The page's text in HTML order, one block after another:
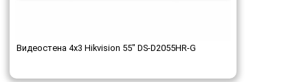
Видеостена 4x3 Hikvision 55" DS-D2055HR-G